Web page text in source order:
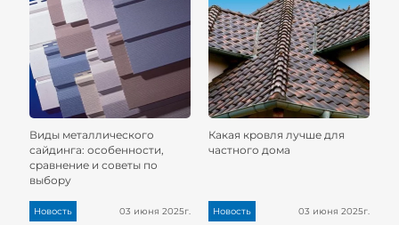
Виды металлического
сайдинга: особенности,
сравнение и советы по
выбору
Новость 03 июня 2025г.
Какая кровля лучше для
частного дома
Новость 03 июня 2025г.